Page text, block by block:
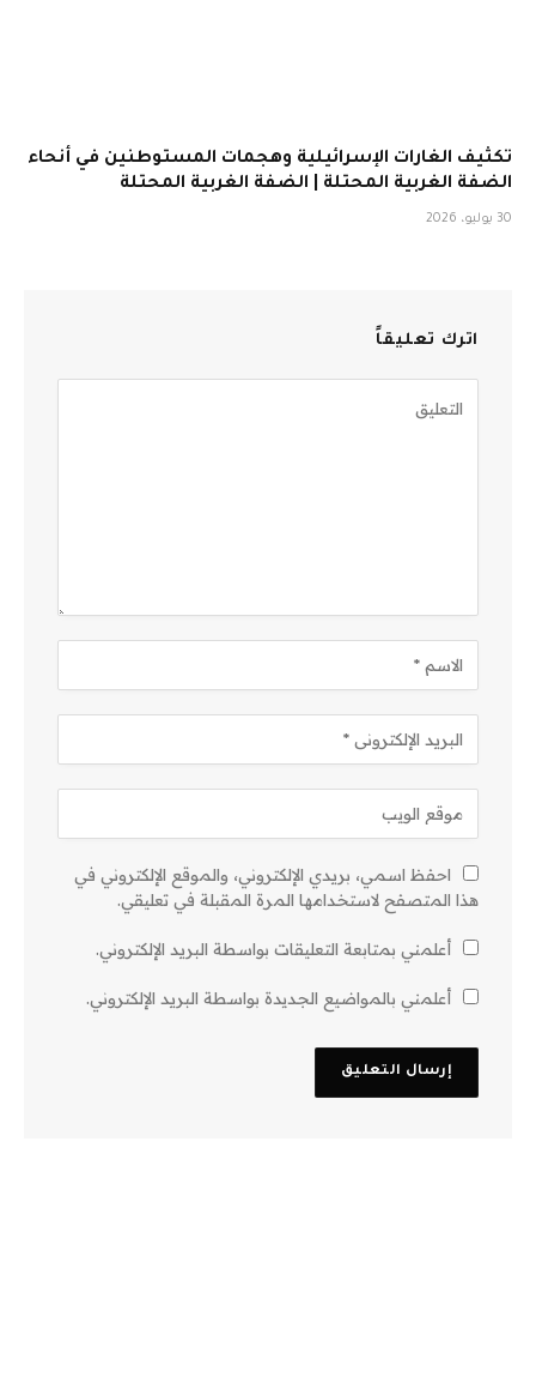
تكثيف الغارات الإسرائيلية وهجمات المستوطنين في أنحاء
الضفة الغربية المحتلة | الضفة الغربية المحتلة
30 يوليو، 2026
اترك تعليقاً
احفظ اسمي، بريدي الإلكتروني، والموقع الإلكتروني في
هذا المتصفح لاستخدامها المرة المقبلة في تعليقي.
أعلمني بمتابعة التعليقات بواسطة البريد الإلكتروني.
أعلمني بالمواضيع الجديدة بواسطة البريد الإلكتروني.